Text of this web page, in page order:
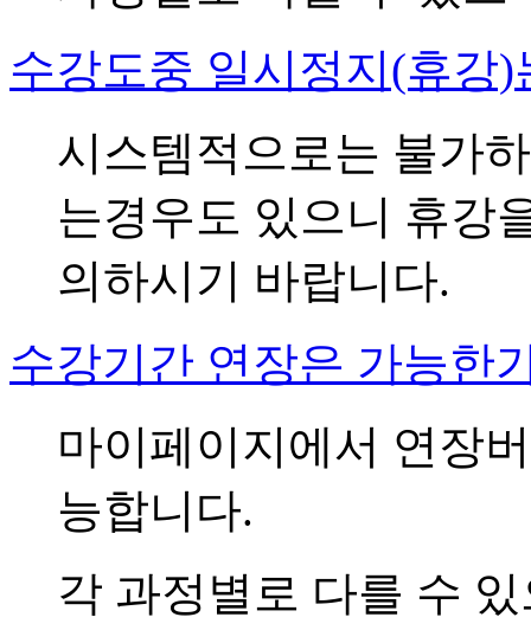
수강도중 일시정지(휴강)
시스템적으로는 불가
는경우도 있으니 휴강
의하시기 바랍니다.
수강기간 연장은 가능한
마이페이지에서 연장
능합니다.
각 과정별로 다를 수